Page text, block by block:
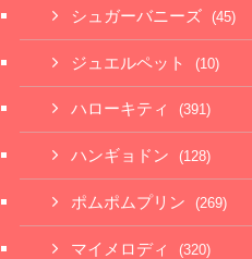
シュガーバニーズ (45)
ジュエルペット (10)
ハローキティ (391)
ハンギョドン (128)
ポムポムプリン (269)
マイメロディ (320)